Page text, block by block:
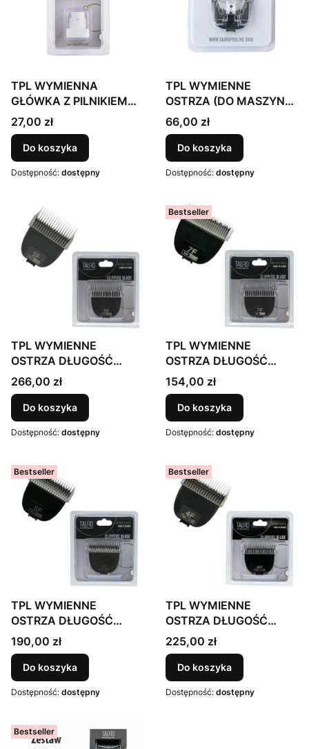
TPL WYMIENNA
GŁÓWKA Z PILNIKIEM
DO MASZYNKI 3 W 1
(TPL70151)
Cena
27,00 zł
Do koszyka
Dostępność: dostępny
TPL WYMIENNE
OSTRZA (DO MASZYNKI
TPL909, DO ZESTAWU 7
w 1)
Cena
66,00 zł
Do koszyka
Dostępność: dostępny
TPL WYMIENNE
OSTRZA DŁUGOŚĆ
CIĘCIA: 12 mm (DO
MASZYNKI TPL909, DO
ZESTAWU 7 w 1)
Cena
266,00 zł
Do koszyka
Dostępność: dostępny
Bestseller
TPL WYMIENNE
OSTRZA DŁUGOŚĆ
CIĘCIA: 3 mm (DO
MASZYNKI TPL909, DO
ZESTAWU 7 w 1) 7F
Cena
154,00 zł
Do koszyka
Dostępność: dostępny
Bestseller
TPL WYMIENNE
OSTRZA DŁUGOŚĆ
CIĘCIA: 6 mm (DO
MASZYNKI TPL909, DO
ZESTAWU 7 w 1)
Cena
190,00 zł
Do koszyka
Dostępność: dostępny
Bestseller
TPL WYMIENNE
OSTRZA DŁUGOŚĆ
CIĘCIA: 9 mm (DO
MASZYNKI TPL909, DO
ZESTAWU 7 w 1)
Cena
225,00 zł
Do koszyka
Dostępność: dostępny
Bestseller